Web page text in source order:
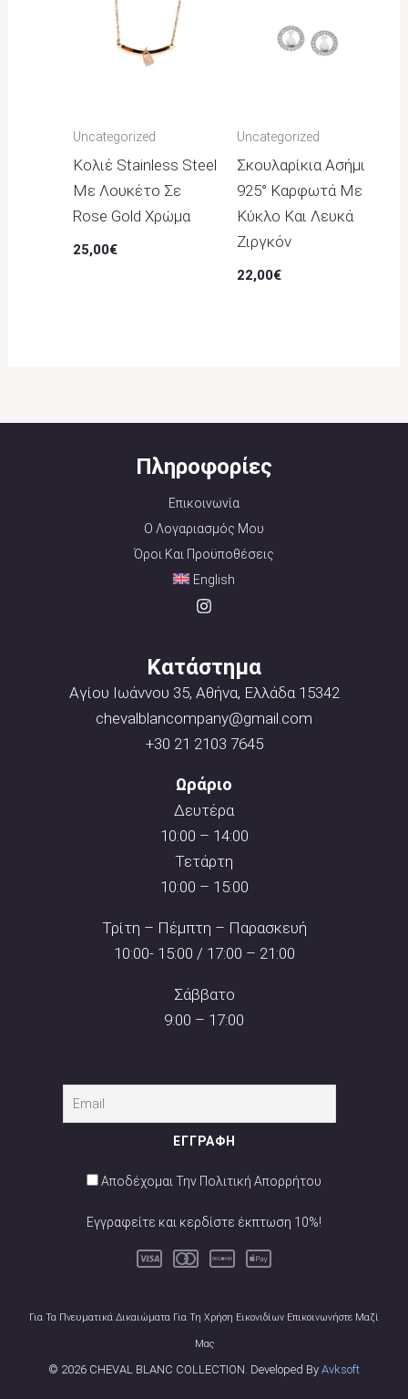
Uncategorized
Κολιέ Stainless Steel
Με Λουκέτο Σε
Rose Gold Χρώμα
25,00€
Uncategorized
Σκουλαρίκια Ασήμι
925° Καρφωτά Με
Κύκλο Και Λευκά
Ζιργκόν
22,00€
Πληροφορίες
Επικοινωνία
Ο Λογαριασμός Μου
Όροι Και Προϋποθέσεις
English
Κατάστημα
Αγίου Ιωάννου 35, Αθήνα, Ελλάδα 15342
chevalblancompany@gmail.com
+30 21 2103 7645
Ωράριο
Δευτέρα
10:00 – 14:00
Τετάρτη
10:00 – 15:00
Τρίτη – Πέμπτη – Παρασκευή
10:00- 15:00 / 17:00 – 21:00
Σάββατο
9:00 – 17:00
Αποδέχομαι Την Πολιτική Απορρήτου
Εγγραφείτε και κερδίστε έκπτωση 10%!
Για Τα Πνευματικά Δικαιώματα Για Τη Χρήση Εικονιδίων Επικοινωνήστε Μαζί
Μας
© 2026 CHEVAL BLANC COLLECTION. Developed By Avksoft